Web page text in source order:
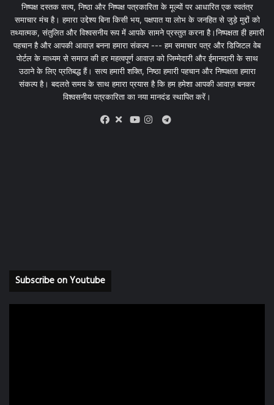
निष्पक्ष दस्तक सत्य, निष्ठा और निष्पक्ष पत्रकारिता के मूल्यों पर आधारित एक स्वतंत्र
समाचार मंच है। हमारा उद्देश्य बिना किसी भय, पक्षपात या लोभ के जनहित से जुड़े मुद्दों को
तथ्यात्मक, संतुलित और विश्वसनीय रूप में आपके सामने प्रस्तुत करना है।निष्पक्षता ही हमारी
पहचान है और आपकी आवाज़ बनना हमारा संकल्प --- हम समाचार पत्र और डिजिटल वेब
पोर्टल के माध्यम से समाज की हर महत्वपूर्ण आवाज़ को जिम्मेदारी और ईमानदारी के साथ
उठाने के लिए प्रतिबद्ध हैं। सत्य हमारी शक्ति, निष्ठा हमारी पहचान और निष्पक्षता हमारा
संकल्प है। बदलते समय के साथ हमारा प्रयास है कि हम हमेशा आपकी आवाज़ बनकर
विश्वसनीय पत्रकारिता का नया मानदंड स्थापित करें।
X
Telegram
Subscribe on Youtube